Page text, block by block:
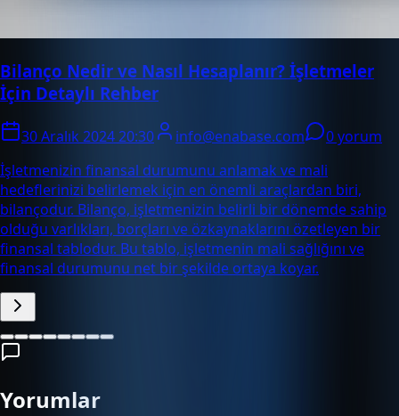
Bilanço Nedir ve Nasıl Hesaplanır? İşletmeler
İçin Detaylı Rehber
30 Aralık 2024 20:30 info@enabase.com
0 yorum
İşletmenizin finansal durumunu anlamak ve mali
hedeflerinizi belirlemek için en önemli araçlardan biri,
bilançodur. Bilanço, işletmenizin belirli bir dönemde sahip
olduğu varlıkları, borçları ve özkaynaklarını özetleyen bir
finansal tablodur. Bu tablo, işletmenin mali sağlığını ve
finansal durumunu net bir şekilde ortaya koyar.
Yorumlar